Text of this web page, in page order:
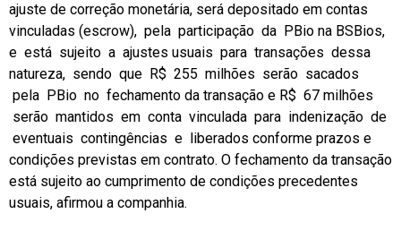
ajuste de correção monetária, será depositado em contas
vinculadas (escrow), pela participação da PBio na BSBios,
e está sujeito a ajustes usuais para transações dessa
natureza, sendo que R$ 255 milhões serão sacados
pela PBio no fechamento da transação e R$ 67 milhões
serão mantidos em conta vinculada para indenização de
eventuais contingências e liberados conforme prazos e
condições previstas em contrato. O fechamento da transação
está sujeito ao cumprimento de condições precedentes
usuais, afirmou a companhia.